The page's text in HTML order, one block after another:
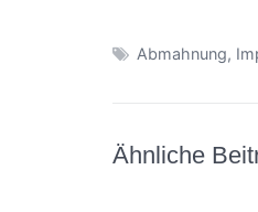
Abmahnung,
Ähnliche